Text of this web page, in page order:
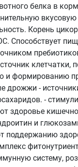
белка в
вкусовую
Корень
Способствует
клетчатки,
и формированию
дрожжи -
-
здоровье
и
поддержанию
систему,